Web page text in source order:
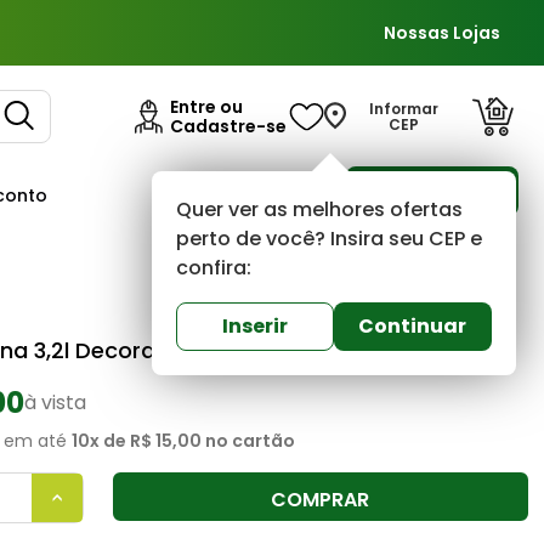
Nossas Lojas
Entre ou
Cadastre-se
Informar
CEP
Quer ver as melhores ofertas
perto de você? Insira seu CEP e
confira:
Inserir Continuar
Coral 0 (0)
3,2l Decora Semi Brilho Base T Coral
à vista
até 10x de R$ 15,00 no cartão
COMPRAR